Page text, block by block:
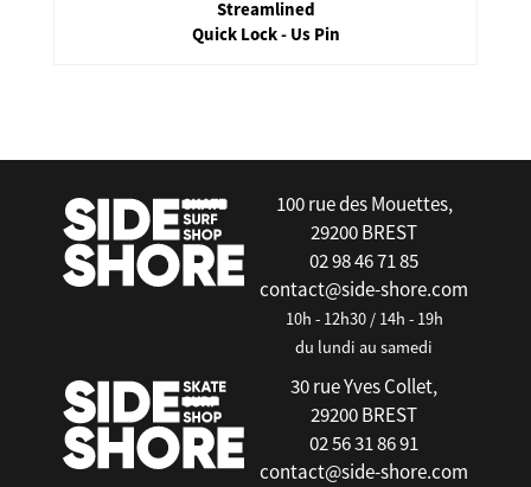
Streamlined
Quick Lock - Us Pin
100 rue des Mouettes,
29200 BREST
02 98 46 71 85
contact@side-shore.com
10h - 12h30 / 14h - 19h
du lundi au samedi
30 rue Yves Collet,
29200 BREST
02 56 31 86 91
contact@side-shore.com